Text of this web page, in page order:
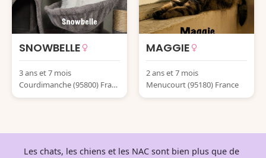
SNOWBELLE
3 ans et 7 mois
Courdimanche (95800) Franc
e
MAGGIE
2 ans et 7 mois
Menucourt (95180) France
Les chats, les chiens et les NAC sont bien plus que de